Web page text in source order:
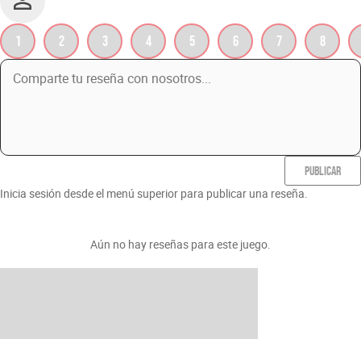
1 2 3 4 5 6 7 8
PUBLICAR
Inicia sesión desde el menú superior para publicar una reseña.
Aún no hay reseñas para este juego.